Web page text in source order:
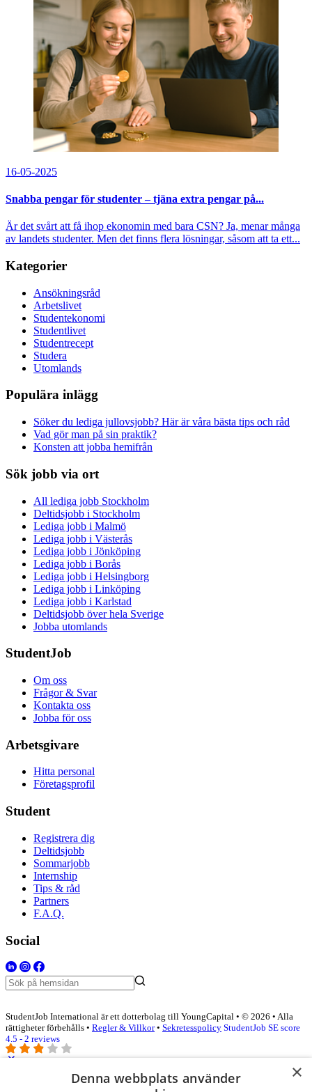
16-05-2025
Snabba pengar för studenter – tjäna extra pengar på...
Är det svårt att få ihop ekonomin med bara CSN? Ja, menar många
av landets studenter. Men det finns flera lösningar, såsom att ta ett...
Kategorier
Ansökningsråd
Arbetslivet
Studentekonomi
Studentlivet
Studentrecept
Studera
Utomlands
Populära inlägg
Söker du lediga jullovsjobb? Här är våra bästa tips och råd
Vad gör man på sin praktik?
Konsten att jobba hemifrån
Sök jobb via ort
All lediga jobb Stockholm
Deltidsjobb i Stockholm
Lediga jobb i Malmö
Lediga jobb i Västerås
Lediga jobb i Jönköping
Lediga jobb i Borås
Lediga jobb i Helsingborg
Lediga jobb i Linköping
Lediga jobb i Karlstad
Deltidsjobb över hela Sverige
Jobba utomlands
StudentJob
Om oss
Frågor & Svar
Kontakta oss
Jobba för oss
Arbetsgivare
Hitta personal
Företagsprofil
Student
Registrera dig
Deltidsjobb
Sommarjobb
Internship
Tips & råd
Partners
F.A.Q.
Social
StudentJob International är ett dotterbolag till YoungCapital • © 2026 • Alla
rättigheter förbehålls • Regler & Villkor• Sekretesspolicy StudentJob SE score
4.5 - 2 reviews
Logga in som företag
×
Denna webbplats använder